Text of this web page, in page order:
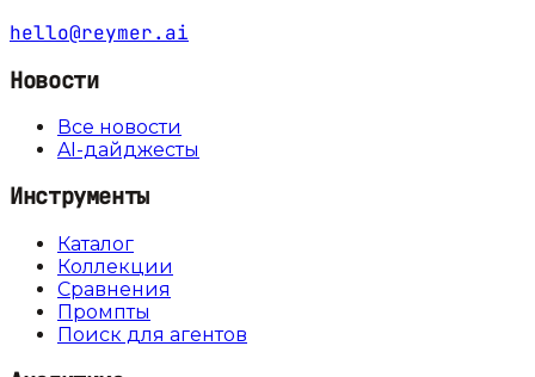
hello@reymer.ai
Новости
Все новости
AI-дайджесты
Инструменты
Каталог
Коллекции
Сравнения
Промпты
Поиск для агентов